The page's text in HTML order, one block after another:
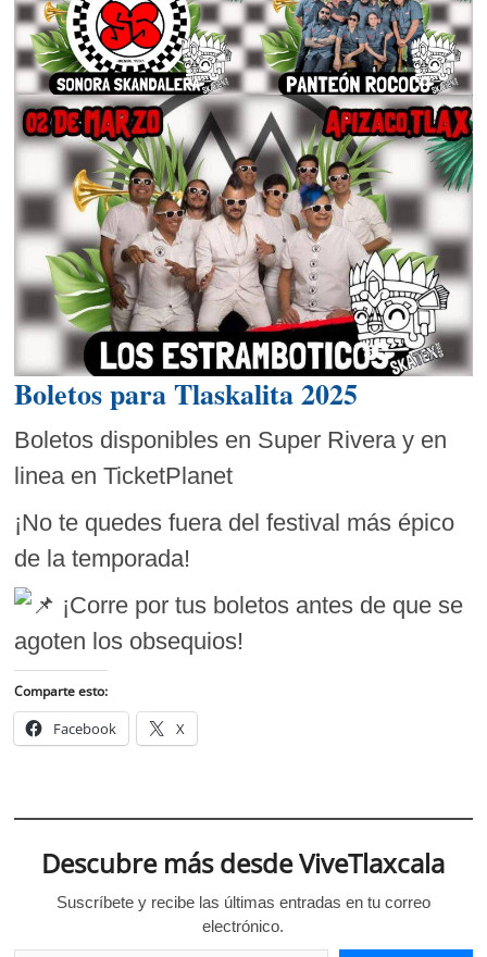
Boletos para Tlaskalita 2025
Boletos disponibles en Super Rivera y en
linea en TicketPlanet
¡No te quedes fuera del festival más épico
de la temporada!
¡Corre por tus boletos antes de que se
agoten los obsequios!
Comparte esto:
Facebook X
Descubre más desde ViveTlaxcala
Suscríbete y recibe las últimas entradas en tu correo
electrónico.
Escribe tu correo electrónico…